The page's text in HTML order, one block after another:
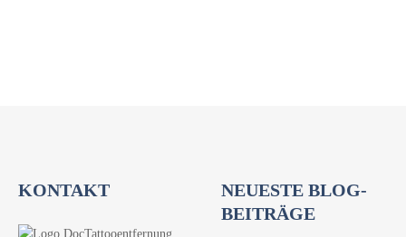
KONTAKT
NEUESTE BLOG-
BEITRÄGE